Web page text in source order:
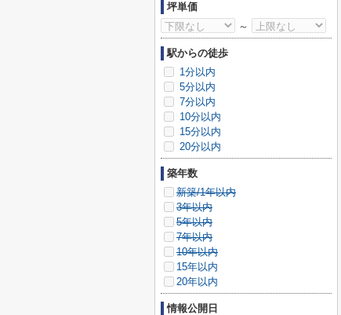
坪単価
～
駅からの徒歩
1分以内
5分以内
7分以内
10分以内
15分以内
20分以内
築年数
新築/1年以内
3年以内
5年以内
7年以内
10年以内
15年以内
20年以内
情報公開日